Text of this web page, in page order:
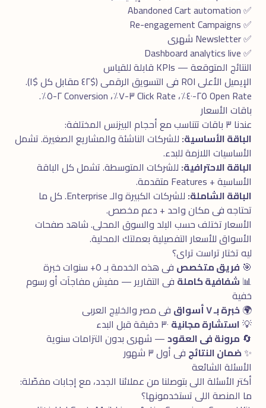
✅ Abandoned Cart automation
✅ Re-engagement Campaigns
✅ Newsletter شهرى
✅ Dashboard analytics live
النتائج المتوقعة — KPIs قابلة للقياس
الإيميل الأعلى ROI فى التسويق الرقمى ($٤٢ مقابل كل $١).
Open Rate ٢٥-٤٠٪، Click Rate ٣-٧٪، Conversion ٢-٥٪.
باقات الأسعار
عندنا ٣ باقات تتناسب مع أحجام البيزنس المختلفة:
الباقة الأساسية: للشركات الناشئة والمشاريع الصغيرة. تشمل
الأساسيات اللازمة للبدء.
الباقة الاحترافية: للشركات المتوسطة. تشمل كل الباقة
الأساسية + Features متقدمة.
الباقة الشاملة:
للشركات الكبيرة والـ Enterprise. كل ما
تحتاجه فى مكان واحد + دعم مخصص.
الأسعار تختلف حسب البلد والسوق المحلى. شاهد صفحات
الأسواقللأسعار التفصيلية بعملتك المحلية.
ليه تختار تراست تراى؟
🎯 فريق متخصص فى هذه الخدمة بـ ٥+ سنوات خبرة
📊 شفافية كاملة فى التقارير — مفيش مفاجآت أو رسوم
خفية
🌍خبرة بـ ٧ أسواق
فى مصر والخليج العربى
💡استشارة مجانية
🔄 مرونة فى العقود— شهرى بدون التزامات سنوية
✨ضمان النتائج فى أول ٣ شهور
الأسئلة الشائعة
أكتر الأسئلة اللى بتوصلنا من عملائنا الجدد، مع إجابات مفصّلة:
ما المنصة اللى تستخدمونها؟